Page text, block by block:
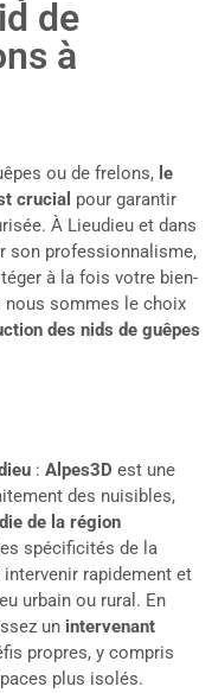
de
à
ou de frelons, le
crucial pour garantir
À Lieudieu et dans
son professionnalisme,
à la fois votre bien-
nous sommes le choix
des nids de guêpes
: Alpes3D est une
des nuisibles,
de la région
spécificités de la
rapidement et
urbain ou rural. En
un intervenant
propres, y compris
plus isolés.